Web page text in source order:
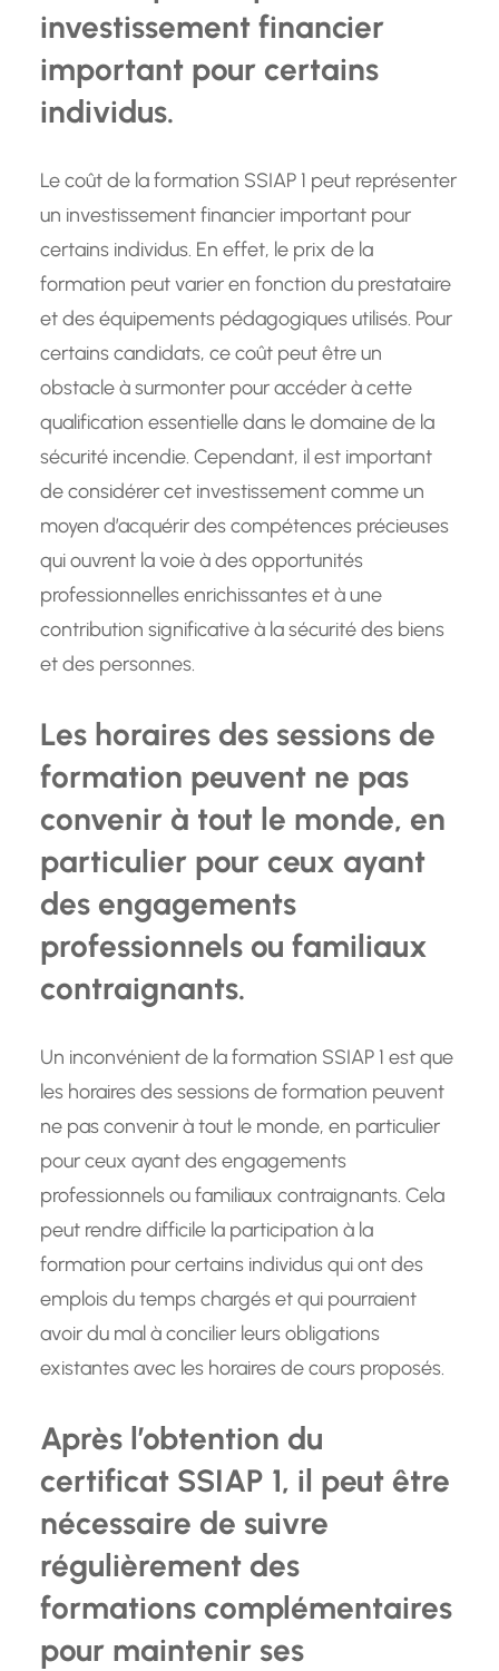
investissement financier
important pour certains
individus.
Le coût de la formation SSIAP 1 peut représenter
un investissement financier important pour
certains individus. En effet, le prix de la
formation peut varier en fonction du prestataire
et des équipements pédagogiques utilisés. Pour
certains candidats, ce coût peut être un
obstacle à surmonter pour accéder à cette
qualification essentielle dans le domaine de la
sécurité incendie. Cependant, il est important
de considérer cet investissement comme un
moyen d’acquérir des compétences précieuses
qui ouvrent la voie à des opportunités
professionnelles enrichissantes et à une
contribution significative à la sécurité des biens
et des personnes.
Les horaires des sessions de
formation peuvent ne pas
convenir à tout le monde, en
particulier pour ceux ayant
des engagements
professionnels ou familiaux
contraignants.
Un inconvénient de la formation SSIAP 1 est que
les horaires des sessions de formation peuvent
ne pas convenir à tout le monde, en particulier
pour ceux ayant des engagements
professionnels ou familiaux contraignants. Cela
peut rendre difficile la participation à la
formation pour certains individus qui ont des
emplois du temps chargés et qui pourraient
avoir du mal à concilier leurs obligations
existantes avec les horaires de cours proposés.
Après l’obtention du
certificat SSIAP 1, il peut être
nécessaire de suivre
régulièrement des
formations complémentaires
pour maintenir ses